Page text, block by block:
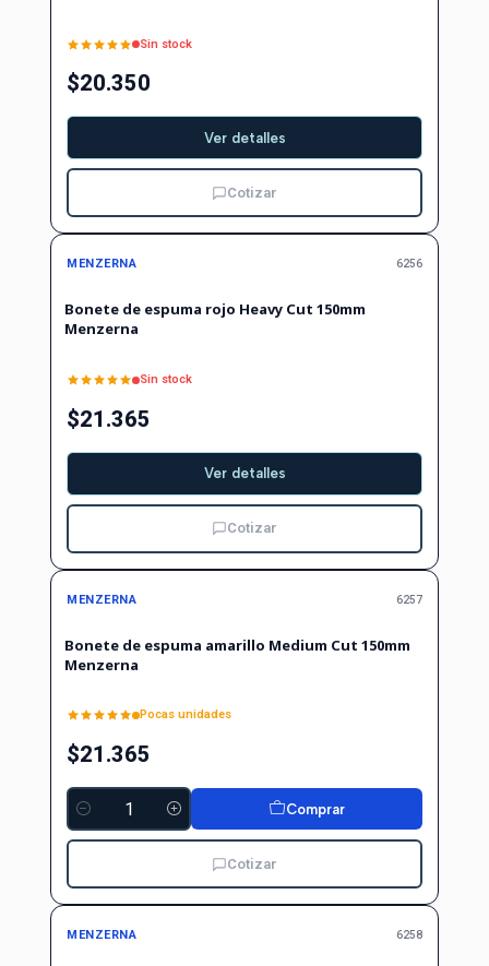
Sin stock
$20.350
Ver detalles
Cotizar
Agotado
MENZERNA 6256
Bonete de espuma rojo Heavy Cut 150mm
Menzerna
Sin stock
$21.365
Ver detalles
Cotizar
MENZERNA 6257
Bonete de espuma amarillo Medium Cut 150mm
Menzerna
Pocas unidades
$21.365
Cantidad
Comprar
Cotizar
MENZERNA 6258